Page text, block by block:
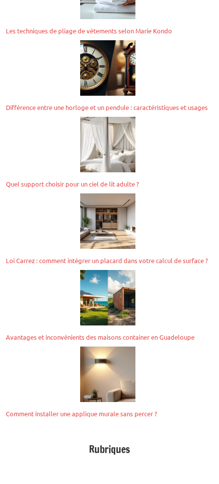
Les techniques de pliage de vêtements selon Marie Kondo
Différence entre une horloge et un pendule : caractéristiques et usages
Quel support choisir pour un ciel de lit adulte ?
Loi Carrez : comment intégrer un placard dans votre calcul de surface ?
Avantages et inconvénients des maisons container en Guadeloupe
Comment installer une applique murale sans percer ?
Rubriques